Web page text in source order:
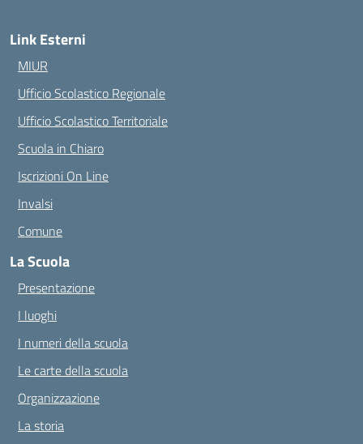
Link Esterni
MIUR
Ufficio Scolastico Regionale
Ufficio Scolastico Territoriale
Scuola in Chiaro
Iscrizioni On Line
Invalsi
Comune
La Scuola
Presentazione
I luoghi
I numeri della scuola
Le carte della scuola
Organizzazione
La storia